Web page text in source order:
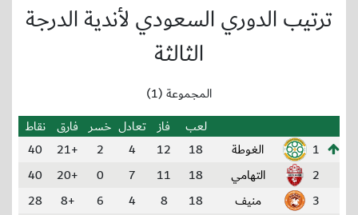
ترتيب الدوري السعودي لأندية الدرجة
الثالثة
المجموعة (1)
لعب
فاز تعادل خسر فارق نقاط
1
الغوطة 18
12
4
2
+21
40
2
التهامي 18
11
7
0
+20
40
3
منيف 18
8
4
6
+8
28